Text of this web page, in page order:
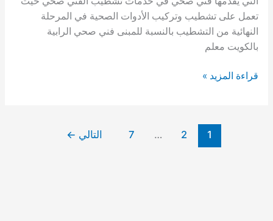
تعمل على تشطيب وتركيب الأدوات الصحية في المرحلة
النهائية من التشطيب بالنسبة للمبنى فني صحي الرابية
بالكويت معلم
فني
قراءة المزيد »
1
2
…
7 التالي ←